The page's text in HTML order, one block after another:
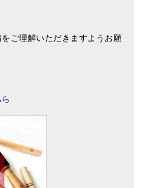
ご理解いただきますようお願